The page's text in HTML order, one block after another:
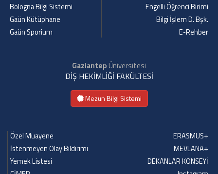
Bologna Bilgi Sistemi
Gaün Kütüphane
Gaün Sporium
Engelli Öğrenci Birimi
Bilgi İşlem D. Bşk.
E-Rehber
GaziantepÜniversitesi
DİŞ HEKİMLİĞİ FAKÜLTESİ
Mezun Bilgi Sistemi
Özel Muayene
İstenmeyen Olay Bildirimi
Yemek Listesi
ERASMUS+
MEVLANA+
DEKANLAR KONSEYİ